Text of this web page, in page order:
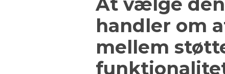
handler om
mellem